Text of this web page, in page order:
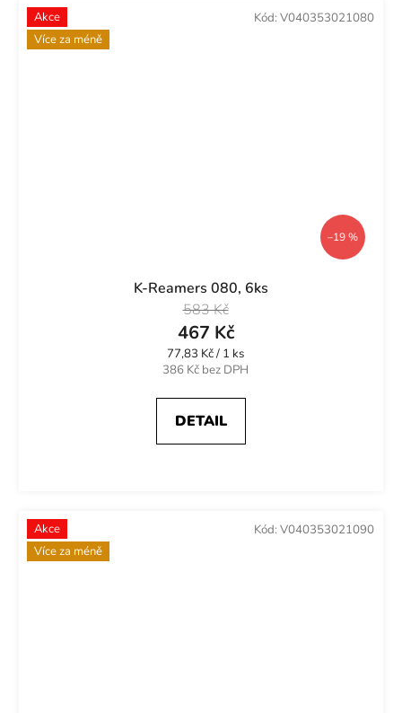
Akce
Více za méně
–19 %
K-Reamers 080, 6ks
386 Kč bez DPH
467 Kč
583 Kč
Měrná
cena:
77,83 Kč / 1 ks
DETAIL
Kód: V040353021080
Akce
Více za méně
Kód: V040353021090